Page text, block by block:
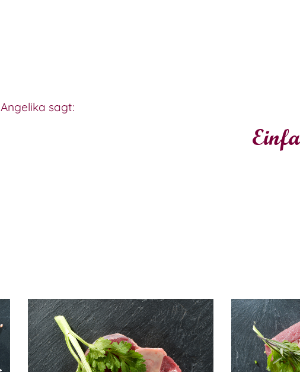
Angelika sagt:
Beinscheibe Suppenfleisch vom